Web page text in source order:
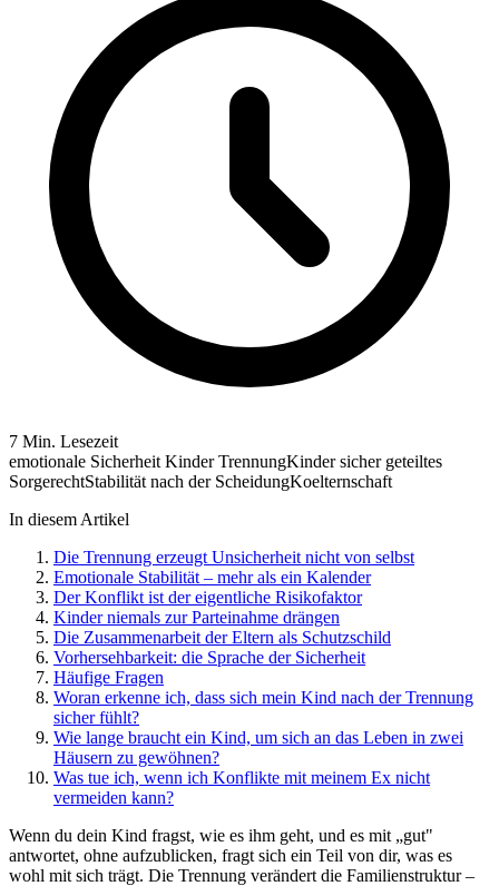
7 Min. Lesezeit
emotionale Sicherheit Kinder TrennungKinder sicher geteiltes
SorgerechtStabilität nach der ScheidungKoelternschaft
In diesem Artikel
Die Trennung erzeugt Unsicherheit nicht von selbst
Emotionale Stabilität – mehr als ein Kalender
Der Konflikt ist der eigentliche Risikofaktor
Kinder niemals zur Parteinahme drängen
Die Zusammenarbeit der Eltern als Schutzschild
Vorhersehbarkeit: die Sprache der Sicherheit
Häufige Fragen
Woran erkenne ich, dass sich mein Kind nach der Trennung
sicher fühlt?
Wie lange braucht ein Kind, um sich an das Leben in zwei
Häusern zu gewöhnen?
Was tue ich, wenn ich Konflikte mit meinem Ex nicht
vermeiden kann?
Wenn du dein Kind fragst, wie es ihm geht, und es mit „gut"
antwortet, ohne aufzublicken, fragt sich ein Teil von dir, was es
wohl mit sich trägt. Die Trennung verändert die Familienstruktur –